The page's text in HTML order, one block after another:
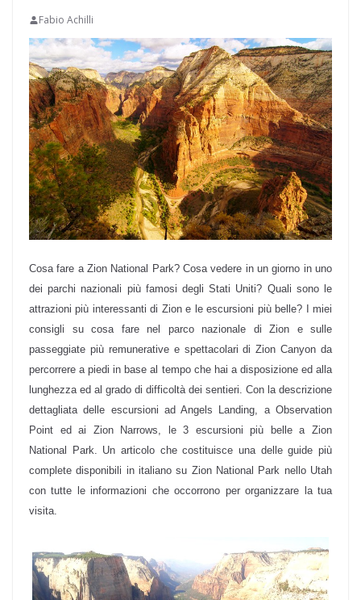
Fabio Achilli
Cosa fare a Zion National Park? Cosa vedere in un giorno in uno
dei parchi nazionali più famosi degli Stati Uniti? Quali sono le
attrazioni più interessanti di Zion e le escursioni più belle? I miei
consigli su cosa fare nel parco nazionale di Zion e sulle
passeggiate più remunerative e spettacolari di Zion Canyon da
percorrere a piedi in base al tempo che hai a disposizione ed alla
lunghezza ed al grado di difficoltà dei sentieri. Con la descrizione
dettagliata delle escursioni ad Angels Landing, a Observation
Point ed ai Zion Narrows, le 3 escursioni più belle a Zion
National Park. Un articolo che costituisce una delle guide più
complete disponibili in italiano su Zion National Park nello Utah
con tutte le informazioni che occorrono per organizzare la tua
visita.